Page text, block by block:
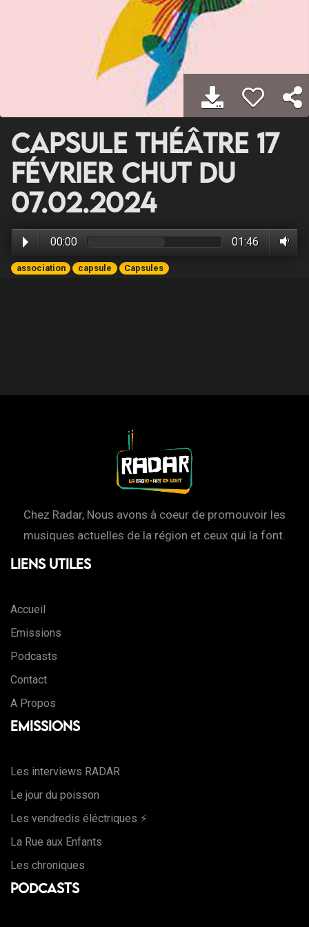
Capsule Théâtre 17
Février Chut du
07.02.2024
00:00 01:46
association capsule Capsules
Chez Radar, Nous avons à coeur de promouvoir les
musiques actuelles de la région et ceux qui la font.
Liens Utiles
Accueil
Emissions
Podcasts
Contact
A Propos
Emissions
Les interviews RADAR
Le jour du poisson
Les vendredis éléctriques ⚡️
La Rue aux Enfants
Les chroniques
Podcasts